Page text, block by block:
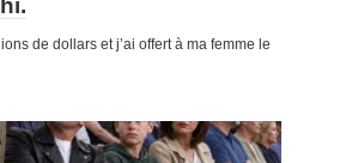
de dollars et j’ai offert à ma femme le